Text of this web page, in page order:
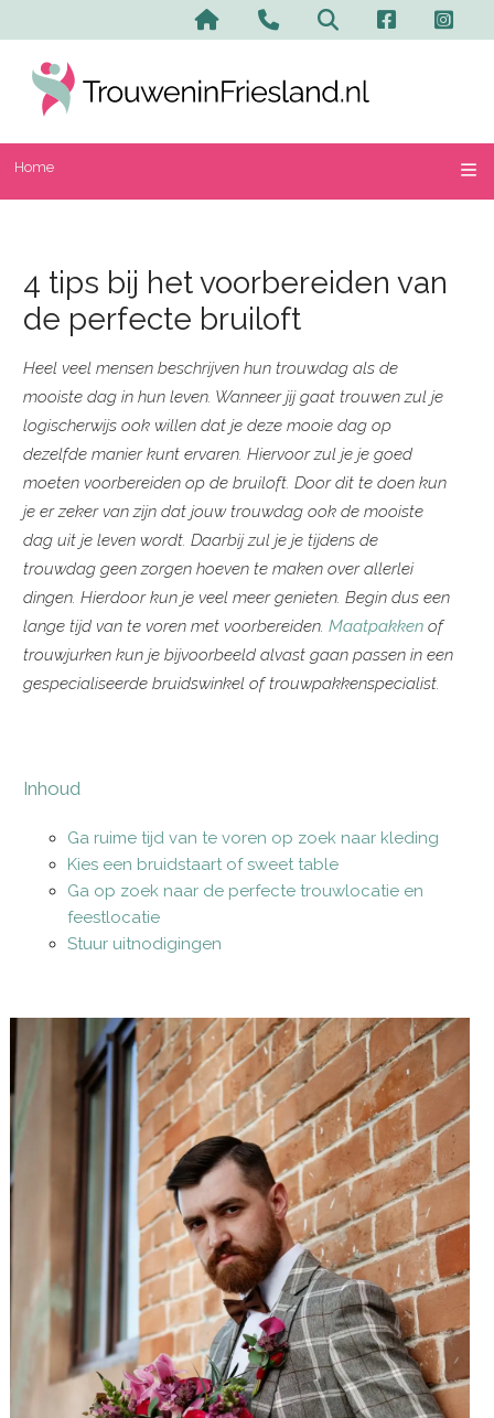
Home Contact en
Zoeken
Home
4 tips bij het voorbereiden van
de perfecte bruiloft
Heel veel mensen beschrijven hun trouwdag als de
mooiste dag in hun leven. Wanneer jij gaat trouwen zul je
logischerwijs ook willen dat je deze mooie dag op
dezelfde manier kunt ervaren. Hiervoor zul je je goed
moeten voorbereiden op de bruiloft. Door dit te doen kun
je er zeker van zijn dat jouw trouwdag ook de mooiste
dag uit je leven wordt. Daarbij zul je je tijdens de
trouwdag geen zorgen hoeven te maken over allerlei
dingen. Hierdoor kun je veel meer genieten. Begin dus een
lange tijd van te voren met voorbereiden.Maatpakken of
trouwjurken kun je bijvoorbeeld alvast gaan passen in een
gespecialiseerde bruidswinkel of trouwpakkenspecialist.
Inhoud
Ga ruime tijd van te voren op zoek naar kleding
Kies een bruidstaart of sweet table
Ga op zoek naar de perfecte trouwlocatie en
feestlocatie
Stuur uitnodigingen